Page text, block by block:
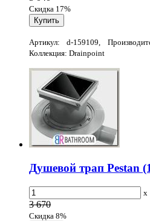
Скидка 17%
Артикул: d-159109,
Коллекция: Drainpoint
Душевой трап Pestan
x
3 670
Скидка 8%